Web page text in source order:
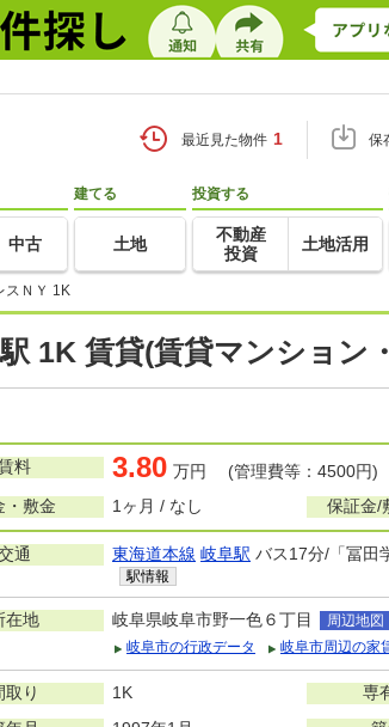
最近見た物件 1 保
中古
建てる
土地
投資する
不動産
投資
土地活用
スＮＹ 1K
1K 賃貸(賃貸マンション
料 3.80 万円 (管理費等：4500円)
・敷金
1ヶ月 / なし 保証金/
通 東海道本線 岐阜駅 バス17分/「冨田
駅情報
在地 岐阜県岐阜市野一色６丁目
周辺地図
岐阜市の行政データ
岐阜市周辺の家
取り 1K 専